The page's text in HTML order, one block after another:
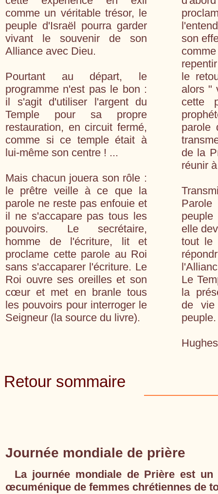
comme un véritable trésor, le
peuple d'Israël pourra garder
vivant le souvenir de son
Alliance avec Dieu.
Pourtant au départ, le
programme n'est pas le bon :
il s'agit d'utiliser l'argent du
Temple pour sa propre
restauration, en circuit fermé,
comme si ce temple était à
lui-même son centre ! ...
Mais chacun jouera son rôle :
le prêtre veille à ce que la
parole ne reste pas enfouie et
il ne s'accapare pas tous les
pouvoirs. Le secrétaire,
homme de l'écriture, lit et
proclame cette parole au Roi
sans s'accaparer l'écriture. Le
Roi ouvre ses oreilles et son
cœur et met en branle tous
les pouvoirs pour interroger le
Seigneur (la source du livre).
son
le
alors "
cette
parole
de la
réunir
elle
tout le
Le
la
de vie
peuple.
Retour sommaire
Journée mondiale de prière
La journée mondiale de Prière est un
œcuménique de femmes chrétiennes de